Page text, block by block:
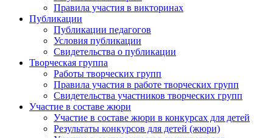
Правила участия в викторинах
Публикации
Публикации педагогов
Условия публикации
Свидетельства о публикации
Творческая группа
Работы творческих групп
Правила участия в работе творческих групп
Свидетельства участников творческих групп
Участие в составе жюри
Участие в составе жюри в конкурсах для детей
Результаты конкурсов для детей (жюри)